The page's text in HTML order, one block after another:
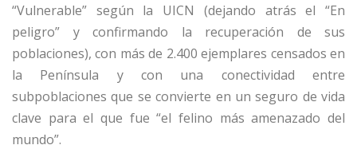
“Vulnerable” según la UICN (dejando atrás el “En
peligro” y confirmando la recuperación de sus
poblaciones), con más de 2.400 ejemplares censados en
la Península y con una conectividad entre
subpoblaciones que se convierte en un seguro de vida
clave para el que fue “el felino más amenazado del
mundo”.